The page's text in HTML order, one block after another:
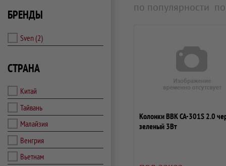
БРЕНДЫ
Sven (2)
СТРАНА
Китай
Тайвань
Малайзия
Венгрия
Вьетнам
по популярности
Колонки BBK CA-301S 2.0
зеленый 3Вт